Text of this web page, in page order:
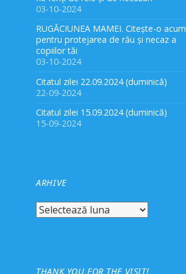
03-10-2024
RUGĂCIUNEA MAMEI. Citește-o acum
pentru protejarea de rău și necaz a
copiilor tăi
03-10-2024
Citatul zilei 22.09.2024 (duminică)
22-09-2024
Citatul zilei 15.09.2024 (duminică)
15-09-2024
ARHIVE
Arhive
THANK YOU FOR THE VISIT!